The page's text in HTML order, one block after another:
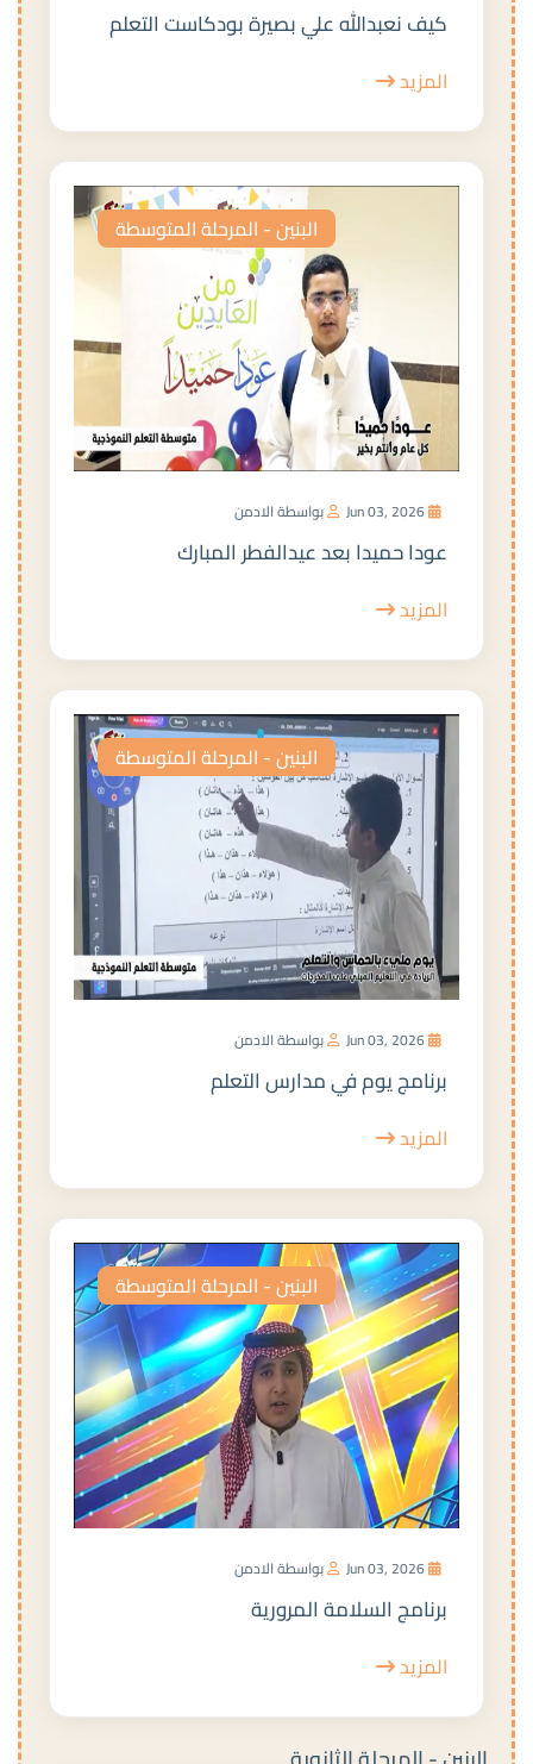
كيف نعبدالله علي بصيرة بودكاست التعلم
المزيد
البنين - المرحلة المتوسطة
بواسطة الادمن
عودا حميدا بعد عيدالفطر المبارك
المزيد
البنين - المرحلة المتوسطة
بواسطة الادمن
برنامج يوم في مدارس التعلم
المزيد
البنين - المرحلة المتوسطة
بواسطة الادمن
برنامج السلامة المرورية
المزيد